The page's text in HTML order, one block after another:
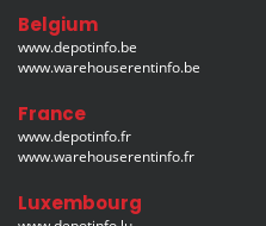
Belgium
www.depotinfo.be
www.warehouserentinfo.be
France
www.depotinfo.fr
www.warehouserentinfo.fr
Luxembourg